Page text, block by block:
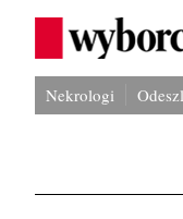
Nekrologi